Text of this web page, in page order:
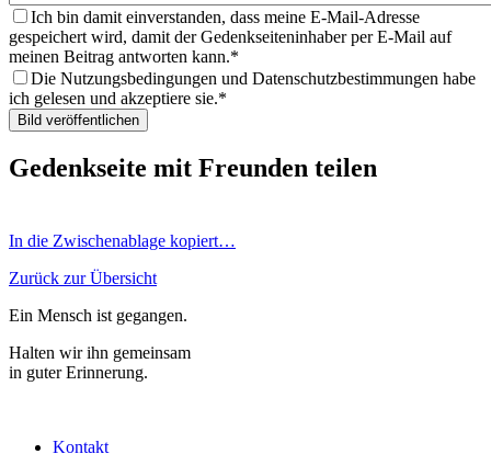
Ich bin damit einverstanden, dass meine E-Mail-Adresse
gespeichert wird, damit der Gedenkseiteninhaber per E-Mail auf
meinen Beitrag antworten kann.
Die Nutzungsbedingungen und Datenschutzbestimmungen habe
ich gelesen und akzeptiere sie.
Gedenkseite mit Freunden teilen
In die Zwischenablage kopiert…
Zurück zur Übersicht
Ein Mensch ist gegangen.
Halten wir ihn gemeinsam
in guter Erinnerung.
Kontakt